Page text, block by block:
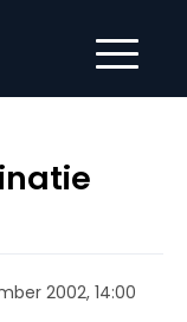
2002, 14:00